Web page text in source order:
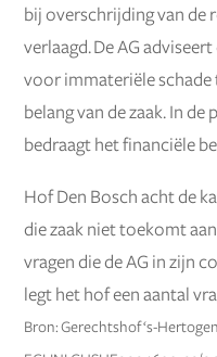
bij overschrijding van
verlaagd. De AG
voor immateriële
belang van de zaak. In
bedraagt het financiële
Hof Den Bosch acht de
die zaak niet toekomt
vragen die de AG in zijn
legt het hof een aantal
Bron: Gerechtshof ‘s-